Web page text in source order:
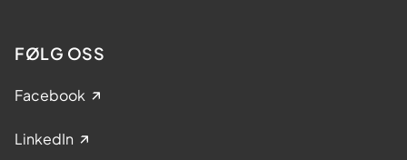
FØLG OSS
Facebook
LinkedIn